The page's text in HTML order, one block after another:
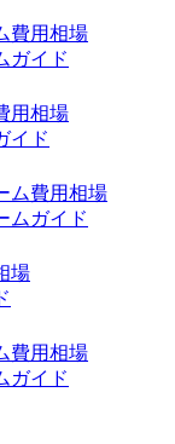
費用相場
ガイド
用相場
イド
ム費用相場
ムガイド
場
費用相場
ガイド